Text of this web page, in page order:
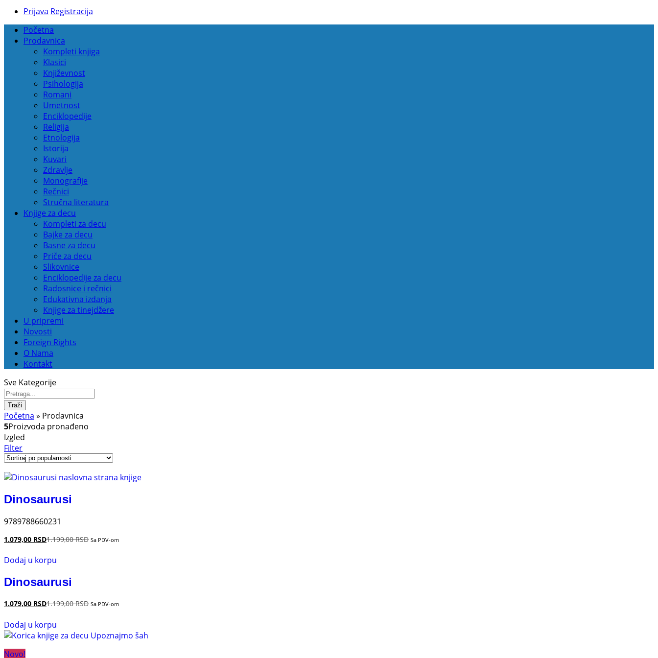
Prijava Registracija
Početna
Prodavnica
Kompleti knjiga
Klasici
Književnost
Psihologija
Romani
Umetnost
Enciklopedije
Religija
Etnologija
Istorija
Kuvari
Zdravlje
Monografije
Rečnici
Stručna literatura
Knjige za decu
Kompleti za decu
Bajke za decu
Basne za decu
Priče za decu
Slikovnice
Enciklopedije za decu
Radosnice i rečnici
Edukativna izdanja
Knjige za tinejdžere
U pripremi
Novosti
Foreign Rights
O Nama
Kontakt
Sve Kategorije
Traži
Početna » Prodavnica
5Proizvoda pronađeno
Izgled
Filter
Dinosaurusi
9789788660231
1.079,00 RSD1.199,00RSD Sa PDV-om
Dodaj u korpu
Dinosaurusi
1.079,00 RSD1.199,00RSD Sa PDV-om
Dodaj u korpu
Novo!